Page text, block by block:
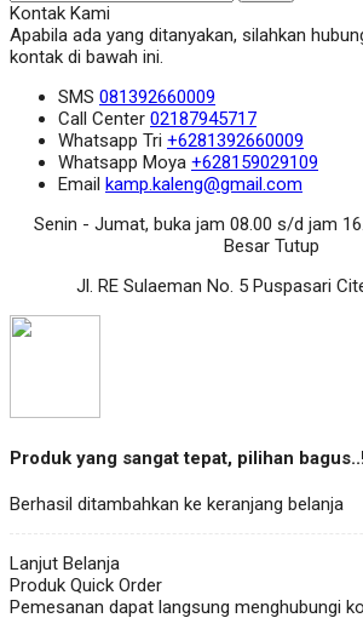
Kontak Kami
Apabila ada yang ditanyakan, silahkan
kontak di bawah ini.
SMS 081392660009
Call Center 02187945717
Whatsapp Tri +6281392660009
Whatsapp Moya +628159029109
Email kamp.kaleng@gmail.com
Senin - Jumat, buka jam 08.00 s/d jam
Besar Tutup
Jl. RE Sulaeman No. 5 Puspasari
Produk yang sangat tepat, pilihan
Berhasil ditambahkan ke keranjang belanja
Lanjut Belanja
Produk Quick Order
Pemesanan dapat langsung menghubungi